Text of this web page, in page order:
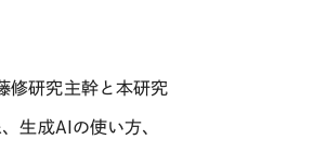
修研究主幹と本研究
生成AI の使い方、